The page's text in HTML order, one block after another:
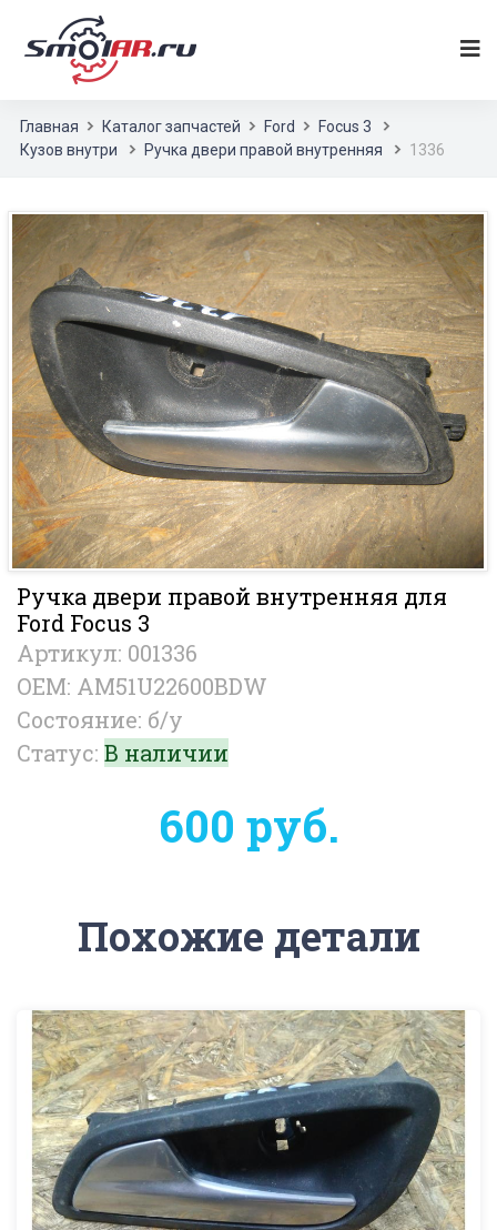
Главная Каталог запчастей Ford
Focus 3
Кузов внутри
Ручка двери правой внутренняя 1336
Ручка двери правой внутренняя для
Ford Focus 3
Артикул: 001336
OEM: AM51U22600BDW
Состояние: б/у
Статус: В наличии
600 руб.
Похожие детали